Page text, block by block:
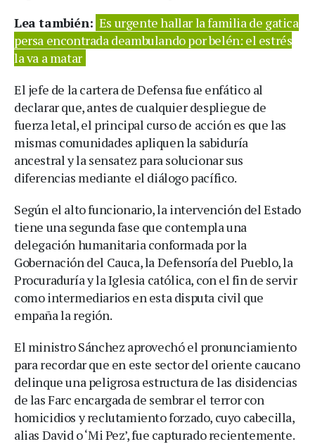
Lea también: Es urgente hallar la familia de gatica
persa encontrada deambulando por belén: el estrés
la va a matar
El jefe de la cartera de Defensa fue enfático al
declarar que, antes de cualquier despliegue de
fuerza letal, el principal curso de acción es que las
mismas comunidades apliquen la sabiduría
ancestral y la sensatez para solucionar sus
diferencias mediante el diálogo pacífico.
Según el alto funcionario, la intervención del Estado
tiene una segunda fase que contempla una
delegación humanitaria conformada por la
Gobernación del Cauca, la Defensoría del Pueblo, la
Procuraduría y la Iglesia católica, con el fin de servir
como intermediarios en esta disputa civil que
empaña la región.
El ministro Sánchez aprovechó el pronunciamiento
para recordar que en este sector del oriente caucano
delinque una peligrosa estructura de las disidencias
de las Farc encargada de sembrar el terror con
homicidios y reclutamiento forzado, cuyo cabecilla,
alias David o ‘Mi Pez’, fue capturado recientemente.